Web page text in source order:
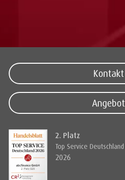
Kontakt
Angebot
2. Platz
Top Service Deutschland
2026